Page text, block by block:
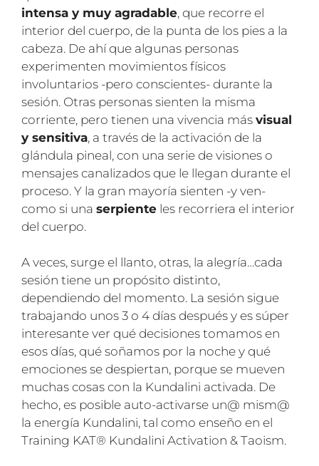
intensa y muy agradable, que recorre el
interior del cuerpo, de la punta de los pies a la
cabeza. De ahí que algunas personas
experimenten movimientos físicos
involuntarios -pero conscientes- durante la
sesión. Otras personas sienten la misma
corriente, pero tienen una vivencia más visual
y sensitiva, a través de la activación de la
glándula pineal, con una serie de visiones o
mensajes canalizados que le llegan durante el
proceso. Y la gran mayoría sienten -y ven-
como si una serpiente les recorriera el interior
del cuerpo.
A veces, surge el llanto, otras, la alegría…cada
sesión tiene un propósito distinto,
dependiendo del momento. La sesión sigue
trabajando unos 3 o 4 días después y es súper
interesante ver qué decisiones tomamos en
esos días, qué soñamos por la noche y qué
emociones se despiertan, porque se mueven
muchas cosas con la Kundalini activada. De
hecho, es posible auto-activarse un@ mism@
la energía Kundalini, tal como enseño en el
Training KAT® Kundalini Activation & Taoism.